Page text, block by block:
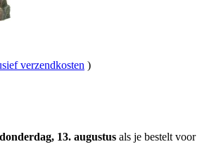
verzendkosten )
13. augustus als je bestelt voor